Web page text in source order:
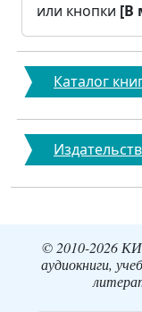
или кнопки [В
Каталог
© 2010-2026
аудиокниги,